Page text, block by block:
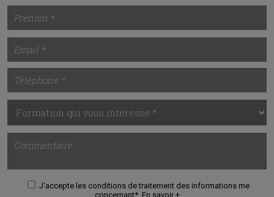
J'accepte les conditions de traitement des informations me
concernant*. En savoir +